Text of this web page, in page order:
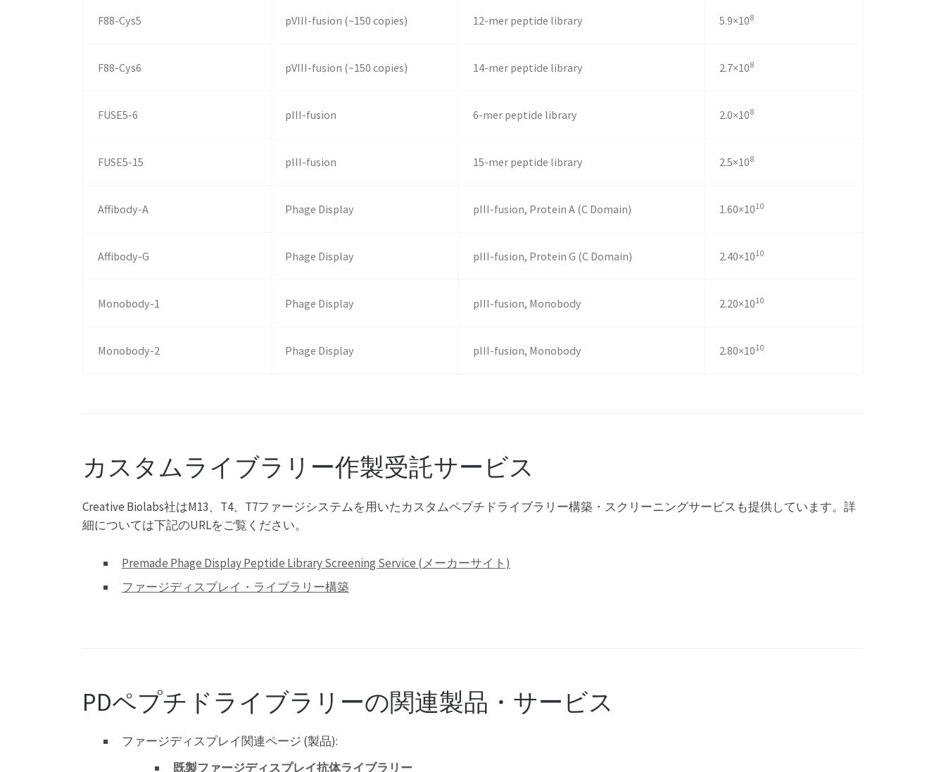
F88-Cys5 pVIII-fusion (~150 copies) 12-mer peptide library 5.9×108
F88-Cys6 pVIII-fusion (~150 copies) 14-mer peptide library 2.7×108
FUSE5-6 pIII-fusion 6-mer peptide library 2.0×108
FUSE5-15 pIII-fusion 15-mer peptide library 2.5×108
Affibody-A Phage Display pIII-fusion, Protein A (C Domain) 1.60×1010
Affibody-G Phage Display pIII-fusion, Protein G (C Domain) 2.40×1010
Monobody-1 Phage Display pIII-fusion, Monobody 2.20×1010
Monobody-2 Phage Display pIII-fusion, Monobody 2.80×1010
カスタムライブラリー作製受託サービス
Creative Biolabs社はM13、T4、T7ファージシステムを用いたカスタムペプチドライブラリー構築・スクリーニングサービスも提供しています。詳
細については下記のURLをご覧ください。
Premade Phage Display Peptide Library Screening Service (メーカーサイト)
ファージディスプレイ・ライブラリー構築
PDペプチドライブラリーの関連製品・サービス
ファージディスプレイ関連ページ (製品):
既製ファージディスプレイ抗体ライブラリー